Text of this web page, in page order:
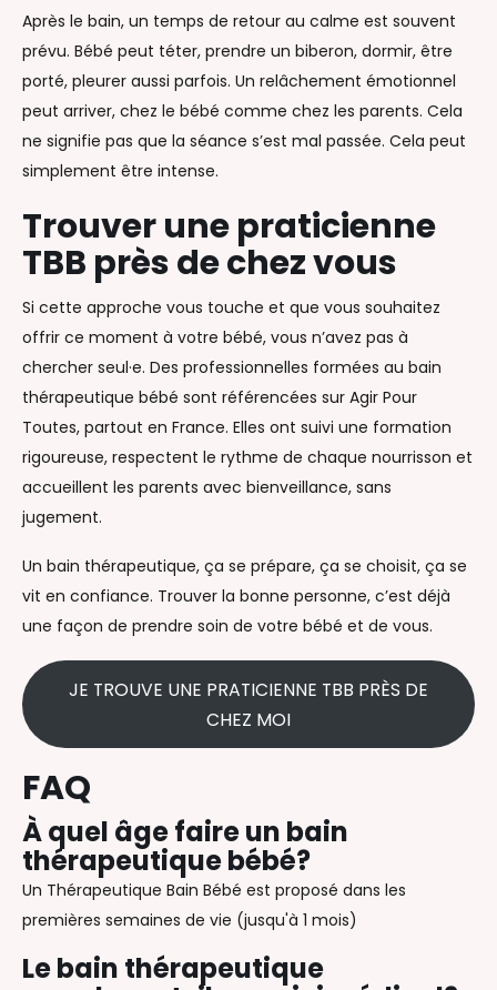
Après le bain, un temps de retour au calme est souvent
prévu. Bébé peut téter, prendre un biberon, dormir, être
porté, pleurer aussi parfois. Un relâchement émotionnel
peut arriver, chez le bébé comme chez les parents. Cela
ne signifie pas que la séance s’est mal passée. Cela peut
simplement être intense.
Trouver une praticienne
TBB près de chez vous
Si cette approche vous touche et que vous souhaitez
offrir ce moment à votre bébé, vous n’avez pas à
chercher seul·e. Des professionnelles formées au bain
thérapeutique bébé sont référencées sur Agir Pour
Toutes, partout en France. Elles ont suivi une formation
rigoureuse, respectent le rythme de chaque nourrisson et
accueillent les parents avec bienveillance, sans
jugement.
Un bain thérapeutique, ça se prépare, ça se choisit, ça se
vit en confiance. Trouver la bonne personne, c’est déjà
une façon de prendre soin de votre bébé et de vous.
JE TROUVE UNE PRATICIENNE TBB PRÈS DE
CHEZ MOI
FAQ
À quel âge faire un bain
thérapeutique bébé?
Un Thérapeutique Bain Bébé est proposé dans les
premières semaines de vie (jusqu'à 1 mois)
Le bain thérapeutique